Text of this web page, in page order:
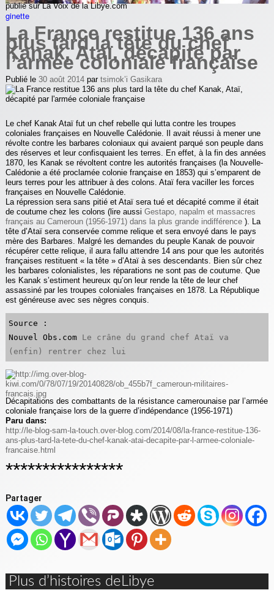
publié sur La Voix de la Libye.com
ginette
La France restitue 136 ans
plus tard la tête du chef
Kanak, Ataï, décapité par
l’armée coloniale française
Publié le 30 août 2014 par tsimok’i Gasikara
Le chef Kanak Ataï fut un chef rebelle qui lutta contre les troupes
coloniales françaises en Nouvelle Calédonie. Il avait réussi à mener une
révolte contre les barbares coloniaux qui avaient parqué son peuple dans
des réserves et leur confisquaient les terres. En effet, à la fin des années
1870, les Kanak se révoltent contre les autorités françaises (la Nouvelle-
Calédonie a été proclamée colonie française en 1853) qui s’emparent de
leurs terres pour les attribuer à des colons. Ataï fera vaciller les forces
françaises en Nouvelle Calédonie.
La répression sera sans pitié et Ataï sera tué et décapité comme il était
de coutume chez les colons (lire aussi Gestapo, napalm et massacres
français au Cameroun (1956-1971) dans la plus grande indifférence ). La
tête d’Ataï sera conservée comme relique et sera envoyé dans le pays
mère des Barbares. Malgré les demandes du peuple Kanak de pouvoir
récupérer cette relique, il aura fallu attendre 14 ans pour que les autorités
françaises restituent « la tête » d’Ataï à ses descendants. Bien sûr chez
les barbares colonialistes, les réparations ne sont pas de coutume. Que
les Kanak s’estiment heureux qu’on leur rende la tête de leur chef
assassiné par les troupes coloniales françaises en 1878. La République
est généreuse avec ses nègres conquis.
Source :
Nouvel Obs.com Le crâne du grand chef Ataï va
(enfin) rentrer chez lui
Décapitations des combattants de la résistance camerounaise par l’armée
coloniale française lors de la guerre d’indépendance (1956-1971)
Paru dans:
http://le-blog-sam-la-touch.over-blog.com/2014/08/la-france-restitue-136-
ans-plus-tard-la-tete-du-chef-kanak-atai-decapite-par-l-armee-coloniale-
francaise.html
****************
Partager
Plus d’histoires deLibye